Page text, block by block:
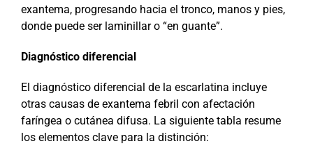
exantema, progresando hacia el tronco, manos y pies,
donde puede ser laminillar o “en guante”.
Diagnóstico diferencial
El diagnóstico diferencial de la escarlatina incluye
otras causas de exantema febril con afectación
faríngea o cutánea difusa. La siguiente tabla resume
los elementos clave para la distinción: